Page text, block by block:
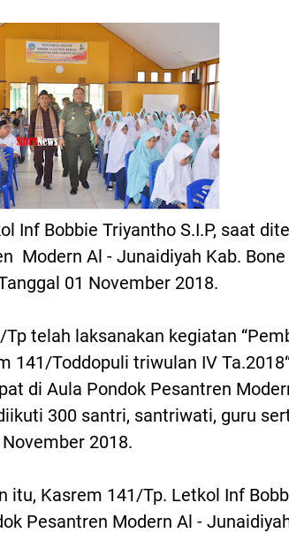
Inf Bobbie Triyantho S.I.P, saat
Modern Al - Junaidiyah Kab.
01 November 2018.
telah laksanakan kegiatan
141/Toddopuli triwulan IV
di Aula Pondok Pesantren
300 santri, santriwati, guru
2018.
itu, Kasrem 141/Tp. Letkol Inf
Pesantren Modern Al -